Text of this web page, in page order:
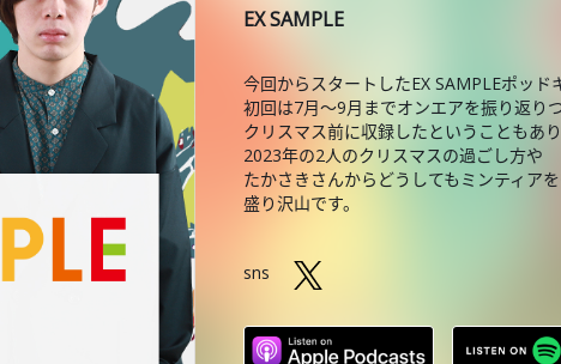
EX SAMPLE
今回からスタートしたEX SAMPLEポッド
初回は7月〜9月までオンエアを振り返り
クリスマス前に収録したということもあり
2023年の2人のクリスマスの過ごし方や
たかさきさんからどうしてもミンティア
盛り沢山です。
sns